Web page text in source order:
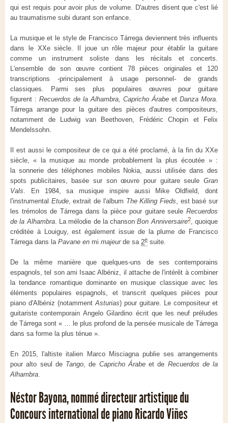
qui est requis pour avoir plus de volume. D'autres disent que c'est lié
au traumatisme subi durant son enfance.
La musique et le style de Francisco Tárrega deviennent très influents
dans le XXe siècle. Il joue un rôle majeur pour établir la guitare
comme un instrument soliste dans les récitals et concerts.
L'ensemble de son œuvre contient 78 pièces originales et 120
transcriptions -principalementà usage personnel- de grands
classiques. Parmi ses plus populaires œuvres pour guitare
figurent : Recuerdos de la Alhambra Capricho Árabe et Danza Mora
Tárrega arrange pour la guitare des pièces d'autres compositeurs,
notamment de Ludwig van Beethoven, Frédéric Chopin et Felix
Mendelssohn.
Il est aussi le compositeur de ce qui a été proclamé, à la fin du XXe
siècle, « la musique au monde probablement la plus écoutée » :
la sonnerie des téléphones mobiles Nokia, aussi utilisée dans des
spots publicitaires, basée sur son œuvre pour guitare seule Gran
Vals . En 1984, sa musique inspire aussi Mike Oldfield, dont
l'instrumental Etude, extrait de l'album The Killing Fieds , est basé sur
les trémolos de Tárrega dans la pièce pour guitare seule Recuerdos
de la Alhambra. La mélodie de la chansonBon Anniversaire2, quoique
créditée à Louiguy, est également issue de la plume de Francisco
Tárrega dans la Pavane en mi majeurde sa 2e suite.
De la même manière que quelques-uns de ses contemporains
espagnols, tel son ami Isaac Albéniz, il attache de l'intérêt à combiner
la tendance romantique dominante en musique classique avec les
éléments populaires espagnols, et transcrit quelques pièces pour
piano d'Albéniz (notamment Asturias) pour guitare. Le compositeur et
guitariste contemporain Angelo Gilardino écrit que les neuf préludes
de Tárrega sont « … le plus profond de la pensée musicale de Tárrega
dans sa forme la plus ténue »
En 2015, l'altiste italien Marco Misciagna publie ses arrangements
pour alto seul de Tango , de Capricho Árabeet de Recuerdos de la
Alhambra
Néstor Bayona, nommé directeur artistique du
Concours international de piano Ricardo Viñes